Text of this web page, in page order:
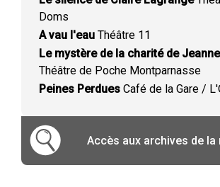
Doms
A vau l'eau Théâtre 11
Le mystère de la charité de
Théâtre de Poche Montparnasse
Peines Perdues Café de la Gare /
Accès aux archives de la